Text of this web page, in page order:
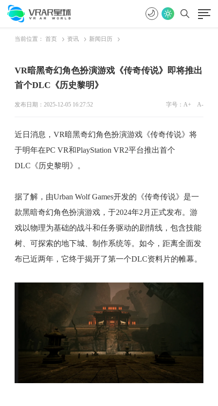
当前位置： 首页 资讯 新闻日历
VR暗黑奇幻角色扮演游戏《传奇传说》即将推出
首个DLC《历史黎明》
发布日期：2025-12-05 16:27:52 字号： A+ A-
近日消息，VR暗黑奇幻角色扮演游戏《传奇传说》将
于明年在PC VR和PlayStation VR2平台推出首个
DLC《历史黎明》。
据了解，由Urban Wolf Games开发的《传奇传说》是一
款黑暗奇幻角色扮演游戏，于2024年2月正式发布。游
戏以物理为基础的战斗和任务驱动的剧情线，包含技能
树、可探索的地下城、制作系统等。如今，距离全面发
布已近两年，它终于揭开了第一个DLC资料片的帷幕。